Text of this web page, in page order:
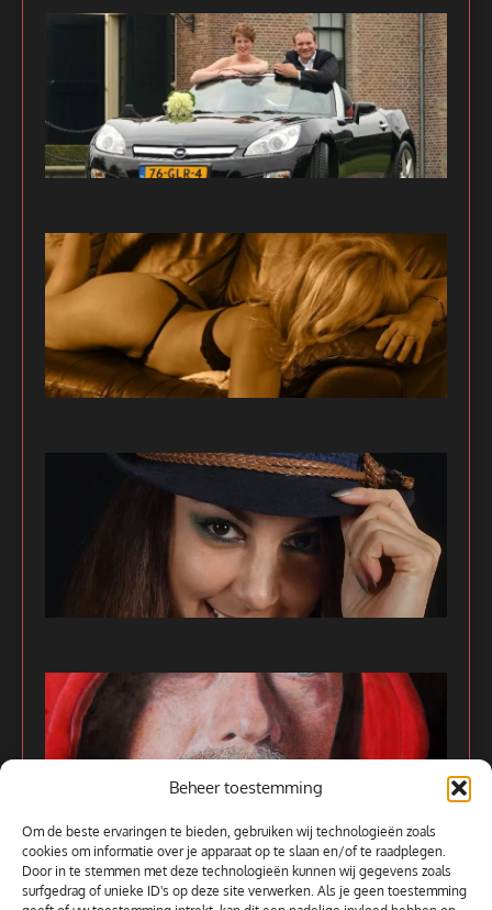
Beheer toestemming
Om de beste ervaringen te bieden, gebruiken wij technologieën zoals
cookies om informatie over je apparaat op te slaan en/of te raadplegen.
Door in te stemmen met deze technologieën kunnen wij gegevens zoals
surfgedrag of unieke ID's op deze site verwerken. Als je geen toestemming
Alle kunstwerken